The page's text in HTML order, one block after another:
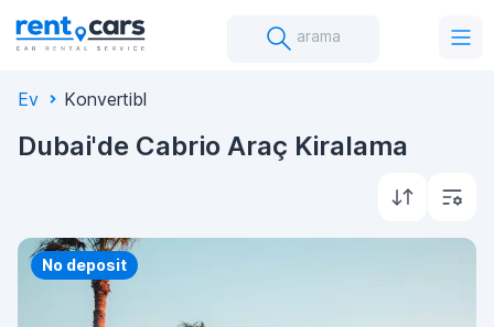
arama
Ev Konvertibl
Dubai'de Cabrio Araç Kiralama
Priority
No deposit